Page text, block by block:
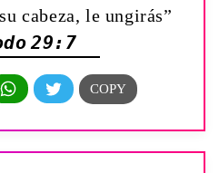
cabeza, le ungirás”
29:7